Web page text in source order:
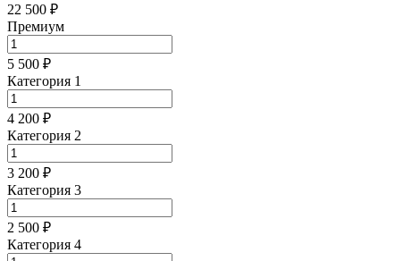
22 500 ₽
Премиум
5 500 ₽
Категория 1
4 200 ₽
Категория 2
3 200 ₽
Категория 3
2 500 ₽
Категория 4